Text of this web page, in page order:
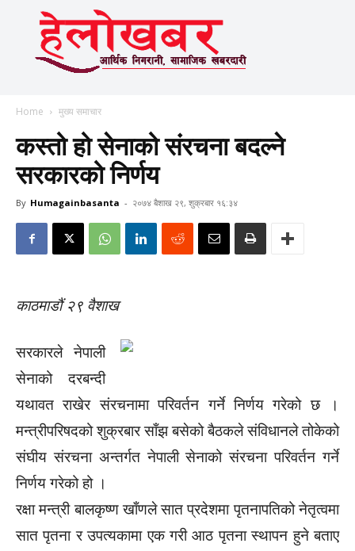
Home मुख्य समाचार
कस्तो हो सेनाको संरचना बदल्ने
सरकारको निर्णय
By Humagainbasanta - २०७४ बैशाख २९, शुक्रबार १६:३४
काठमाडौं २९ वैशाख
सरकारले नेपाली
सेनाको दरबन्दी
यथावत राखेर संरचनामा परिवर्तन गर्ने निर्णय गरेको छ ।
मन्त्रीपरिषदको शुक्रबार साँझ बसेको बैठकले संविधानले तोकेको
संघीय संरचना अन्तर्गत नेपाली सेनाको संरचना परिवर्तन गर्ने
निर्णय गरेको हो ।
रक्षा मन्त्री बालकृष्ण खाँणले सात प्रदेशमा पृतनापतिको नेतृत्वमा
सात पृतना र उपत्यकामा एक गरी आठ पृतना स्थापन हुने बताए